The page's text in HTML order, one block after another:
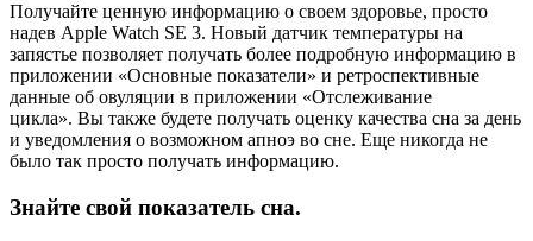
Получайте ценную информацию о своем здоровье, просто
надев Apple Watch SE 3. Новый датчик температуры на
запястье позволяет получать более подробную информацию в
приложении «Основные показатели» и ретроспективные
данные об овуляции в приложении «Отслеживание
цикла». Вы также будете получать оценку качества сна за день
и уведомления о возможном апноэ во сне. Еще никогда не
было так просто получать информацию.
Знайте свой показатель сна.